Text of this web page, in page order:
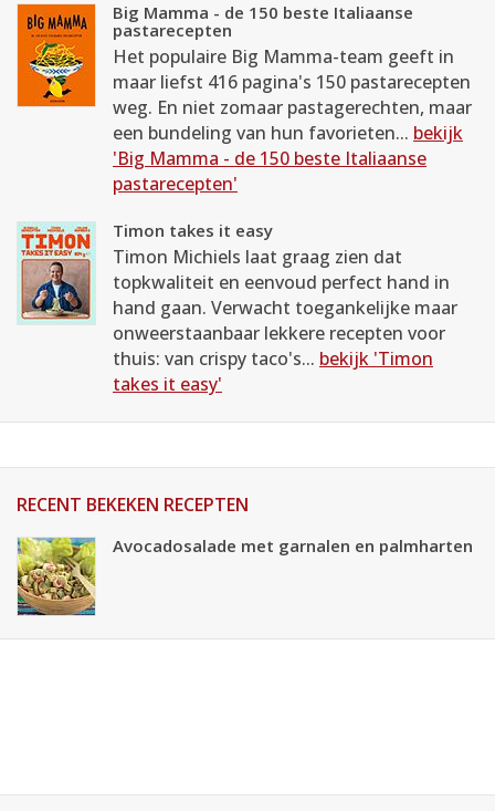
Big Mamma - de 150 beste Italiaanse
pastarecepten
Het populaire Big Mamma-team geeft in
maar liefst 416 pagina's 150 pastarecepten
weg. En niet zomaar pastagerechten, maar
een bundeling van hun favorieten... bekijk
'Big Mamma - de 150 beste Italiaanse
pastarecepten'
Timon takes it easy
Timon Michiels laat graag zien dat
topkwaliteit en eenvoud perfect hand in
hand gaan. Verwacht toegankelijke maar
onweerstaanbaar lekkere recepten voor
thuis: van crispy taco's... bekijk 'Timon
takes it easy'
RECENT BEKEKEN RECEPTEN
Avocadosalade met garnalen en palmharten